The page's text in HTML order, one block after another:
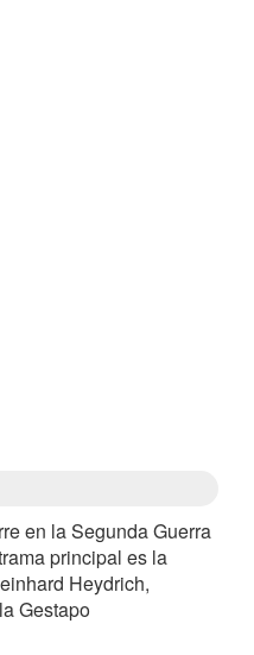
en la Segunda Guerra
principal es la
Heydrich,
Gestapo